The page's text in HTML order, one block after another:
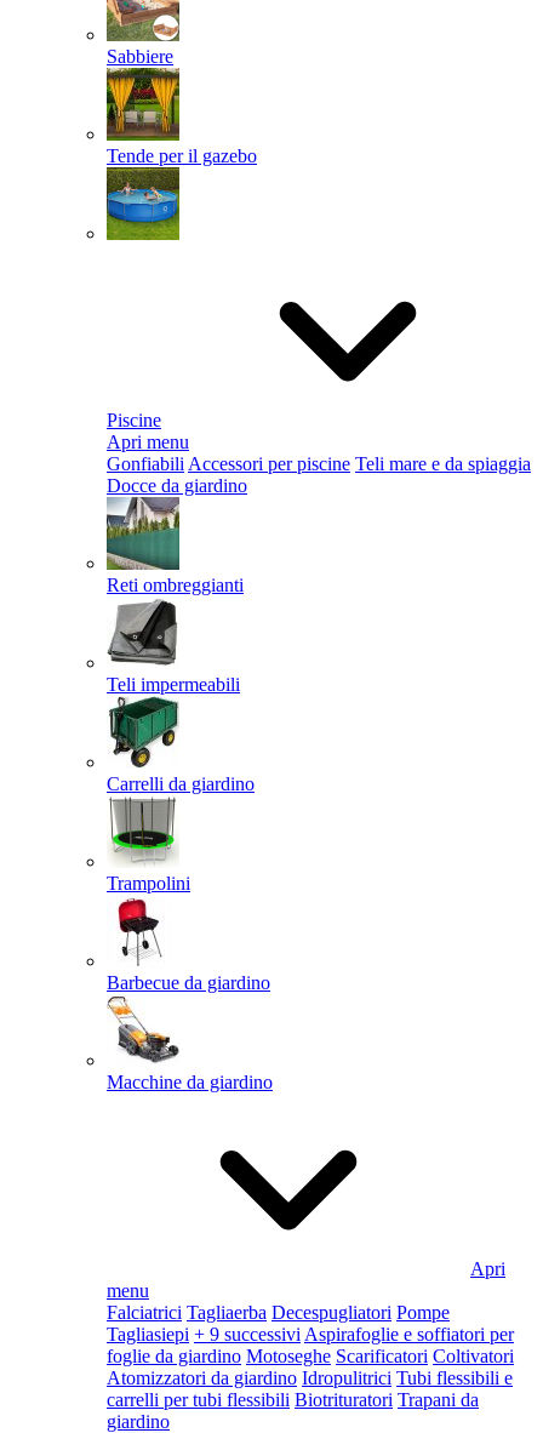
Sabbiere
Tende per il gazebo
Piscine
Apri menu
Gonfiabili Accessori per piscine Teli mare e da spiaggia
Docce da giardino
Reti ombreggianti
Teli impermeabili
Carrelli da giardino
Trampolini
Barbecue da giardino
Macchine da giardino
Apri
menu
Falciatrici Tagliaerba Decespugliatori Pompe
Tagliasiepi + 9 successivi Aspirafoglie e soffiatori per
foglie da giardino Motoseghe Scarificatori Coltivatori
Atomizzatori da giardino Idropulitrici Tubi flessibili e
carrelli per tubi flessibili Biotrituratori Trapani da
giardino